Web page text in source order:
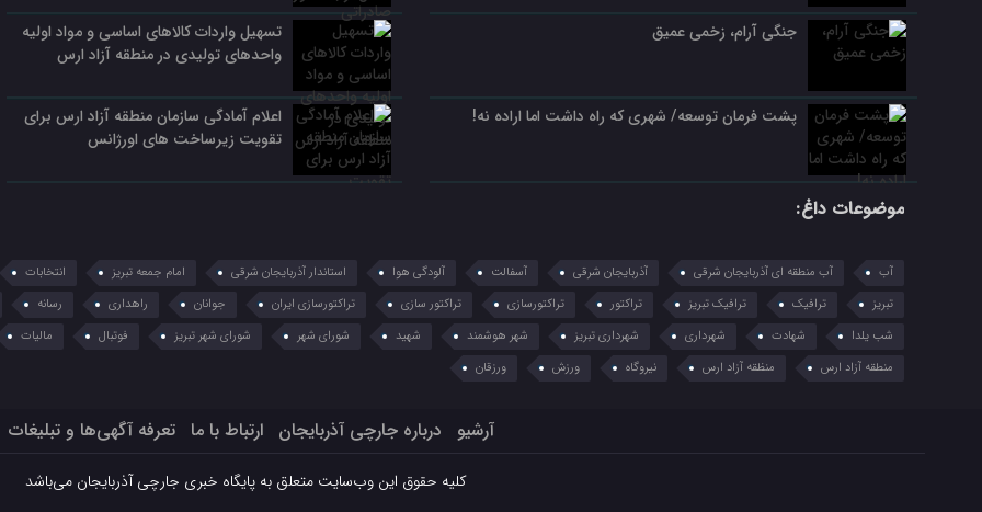
جنگی آرام، زخمی عمیق
پشت فرمان توسعه/ شهری که راه داشت اما اراده نه!
تسهیل واردات کالاهای اساسی و مواد اولیه
واحدهای تولیدی در منطقه آزاد ارس
اعلام آمادگی سازمان منطقه آزاد ارس برای
تقویت زیرساخت‌ های اورژانس
موضوعات داغ:
آب آب منطقه ای آذربایجان شرقی آذربایجان شرقی آسفالت آلودگی هوا استاندار آذربایجان شرقی امام جمعه تبریز انتخابات
تبریز
ترافیک ترافیک تبریز تراکتور تراکتورسازی تراکتور سازی تراکتورسازی ایران جوانان راهداری رسانه
شب یلدا
شهادت شهرداری شهرداری تبریز شهر هوشمند شهید شورای شهر شورای شهر تبریز فوتبال مالیات
منطقه آزاد ارس
منظقه آزاد ارس نیروگاه ورزش ورزقان
آرشیو درباره جارچی آذربایجان ارتباط با ما تعرفه آگهی‌ها و تبلیغات
کلیه حقوق این وب‌سایت متعلق به پایگاه خبری جارچی آذربایجان می‌باشد